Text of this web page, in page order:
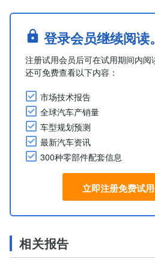
登录会员继续阅读。
注册试用会员后可在试用期间内阅
还可免费查看以下内容：
市场技术报告
全球汽车产销量
车型规划预测
最新汽车资讯
300种零部件配套信息
立即注册免费试
相关报告